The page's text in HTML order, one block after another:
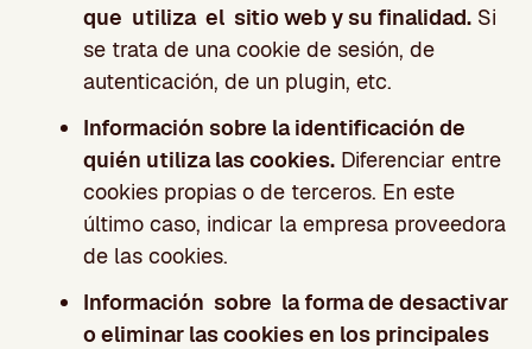
que utiliza el sitio web y su finalidad. Si
se trata de una cookie de sesión, de
autenticación, de un plugin, etc.
Información sobre la identificación de
quién utiliza las cookies. Diferenciar entre
cookies propias o de terceros. En este
último caso, indicar la empresa proveedora
de las cookies.
Información sobre la forma de desactivar
o eliminar las cookies en los principales